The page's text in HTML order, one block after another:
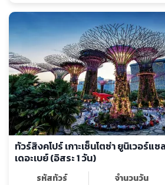
ทัวร์สิงคโปร์ เกาะเซ็นโตซ่า ยูนิเวอร์แ
เดอะเบย์ (อิสระ 1 วัน)
รหัสทัวร์
จำนวนวัน